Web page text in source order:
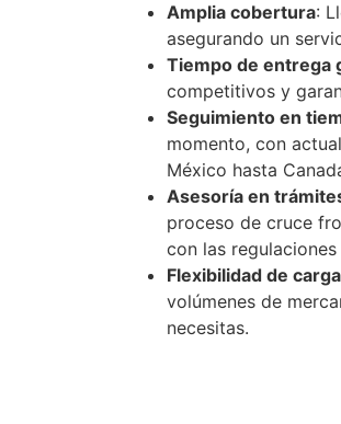
Amplia cobertura:
asegurando un
Tiempo de entrega
competitivos y
Seguimiento en
momento, con
México hasta
Asesoría en
proceso de cruce
con las
Flexibilidad de carga
volúmenes de
necesitas.